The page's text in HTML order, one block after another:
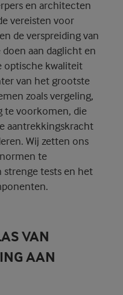
en architecten
vereisten voor
de verspreiding van
aan daglicht en
optische kwaliteit
van het grootste
zoals vergeling,
te voorkomen, die
aantrekkingskracht
Wij zetten ons
te
strenge tests en het
VAN
AAN